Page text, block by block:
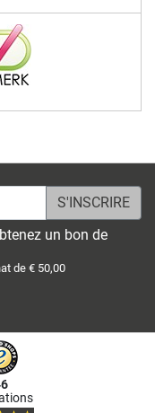
un bon de
de € 50,00